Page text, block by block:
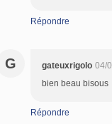
Répondre
G gateuxrigolo 04/
bien beau bisous
Répondre